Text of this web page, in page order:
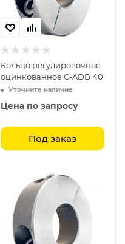
Кольцо регулировочное
оцинкованное C-ADB 40
Уточните наличие
Цена по запросу
Под заказ